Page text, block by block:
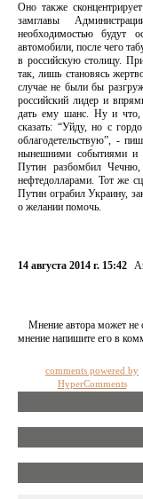
Оно также
замглавы
необходимостью будут
автомобили, после чего
в российскую столицу.
так, лишь становясь
случае не были бы
российский лидер и
дать ему шанс. Ну и что,
сказать: “Уйду, но с
облагодетельствую”, -
нынешними событиями и
Путин разбомбил Чечню,
нефтедолларами. Тот же
Путин ограбил Украину,
о желании помочь.
14 августа 2014 г. 15:42
Мнение автора может не
мнение напишите его в
comments powered by
HyperComments